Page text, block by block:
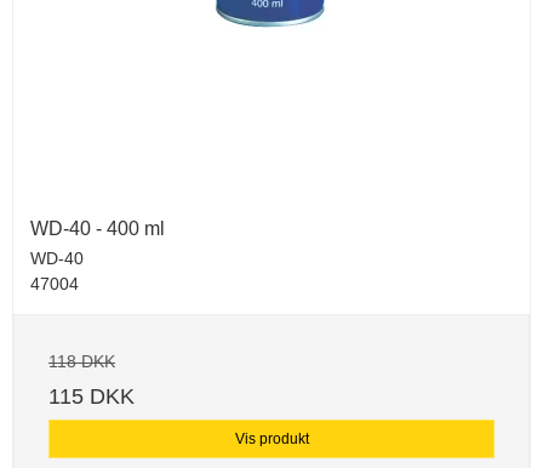
WD-40 - 400 ml
WD-40
47004
118 DKK
115 DKK
Vis produkt